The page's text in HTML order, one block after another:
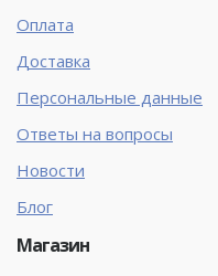
Оплата
Доставка
Персональные данные
Ответы на вопросы
Новости
Блог
Магазин